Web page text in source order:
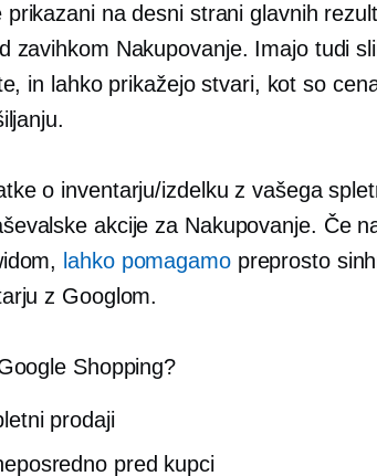
na desni strani glavnih
zavihkom Nakupovanje. Imajo tudi
in lahko prikažejo stvari, kot so
o inventarju/izdelku z vašega
akcije za Nakupovanje. Če
lahko pomagamopreprosto
z Googlom.
Shopping?
prodaji
pred kupci